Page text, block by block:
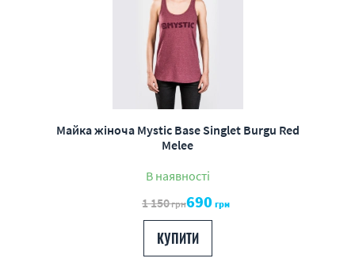
Майка жіноча Mystic Base Singlet Burgu Red
Melee
В наявності
1 150грн690грн
КУПИТИ